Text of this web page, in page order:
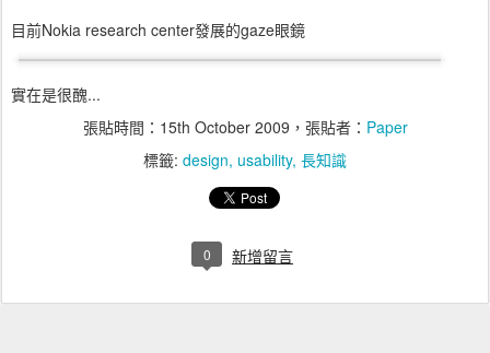
目前Nokia research center發展的gaze眼鏡
實在是很醜...
張貼時間： 15th October 2009 ，張貼者： Paper
標籤: design usability 長知識
0 新增留言